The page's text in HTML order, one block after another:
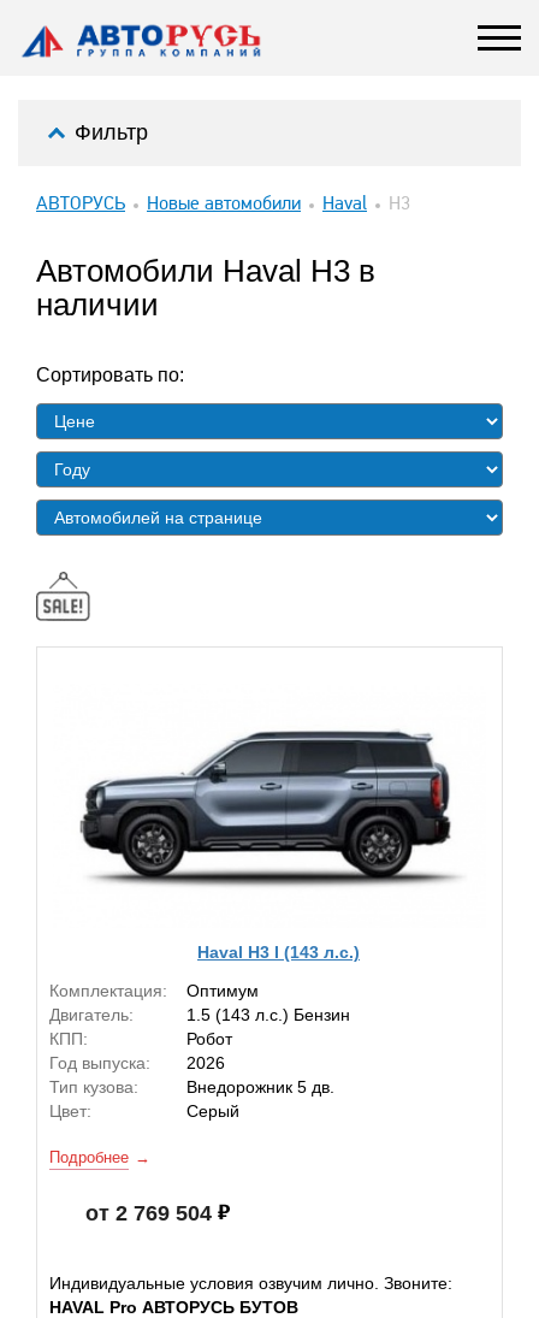
Фильтр
АВТОРУСЬ Новые автомобили Haval H3
Автомобили Haval H3 в
наличии
Сортировать по:
Haval H3 I (143 л.с.)
Комплектация:
Оптимум
Двигатель:
1.5 (143 л.с.) Бензин
КПП:
Робот
Год выпуска:
2026
Тип кузова:
Внедорожник 5 дв.
Цвет:
Серый
Подробнее
от 2 769 504
Индивидуальные условия озвучим лично. Звоните:
HAVAL Pro АВТОРУСЬ БУТОВ